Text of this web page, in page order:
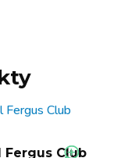
Fergus Club